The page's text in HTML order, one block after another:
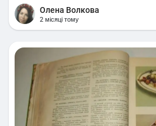
Олена Волкова
2 місяці тому